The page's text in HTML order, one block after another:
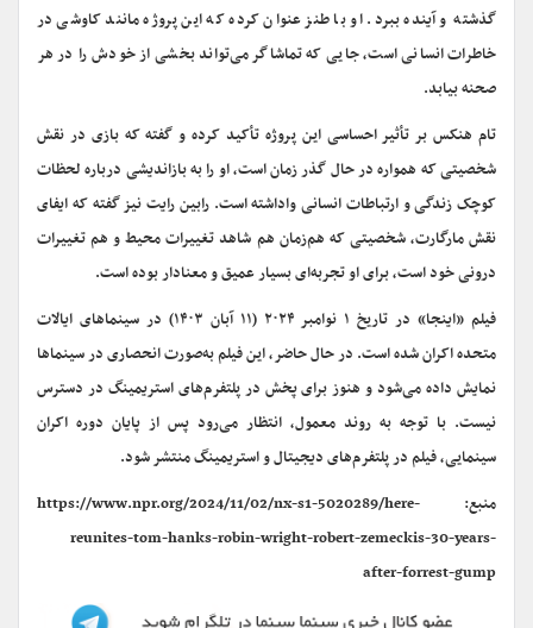
گذشته و آینده ببرد. او با طنز عنوان کرده که این پروژه مانند کاوشی در
خاطرات انسانی است، جایی که تماشاگر می‌تواند بخشی از خودش را در هر
صحنه بیابد.
تام هنکس بر تأثیر احساسی این پروژه تأکید کرده و گفته که بازی در نقش
شخصیتی که همواره در حال گذر زمان است، او را به بازاندیشی درباره لحظات
کوچک زندگی و ارتباطات انسانی واداشته است. رابین رایت نیز گفته که ایفای
نقش مارگارت، شخصیتی که هم‌زمان هم شاهد تغییرات محیط و هم تغییرات
درونی خود است، برای او تجربه‌ای بسیار عمیق و معنادار بوده است.
فیلم «اینجا» در تاریخ ۱ نوامبر ۲۰۲۴ (۱۱ آبان ۱۴۰۳) در سینماهای ایالات
متحده اکران شده است. در حال حاضر، این فیلم به‌صورت انحصاری در سینماها
نمایش داده می‌شود و هنوز برای پخش در پلتفرم‌های استریمینگ در دسترس
نیست. با توجه به روند معمول، انتظار می‌رود پس از پایان دوره اکران
سینمایی، فیلم در پلتفرم‌های دیجیتال و استریمینگ منتشر شود.
منبع: https://www.npr.org/2024/11/02/nx-s1-5020289/here-
reunites-tom-hanks-robin-wright-robert-zemeckis-30-years-
after-forrest-gump